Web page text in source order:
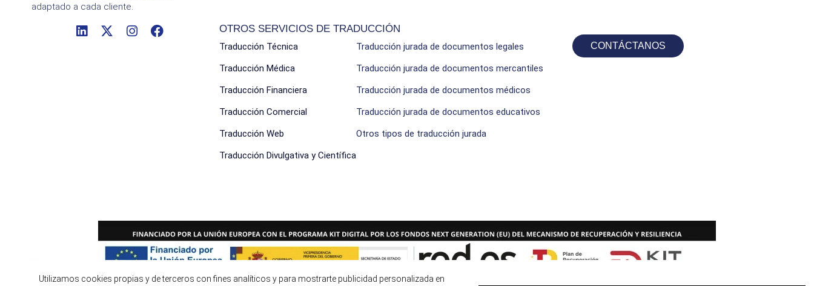
adaptado a cada cliente.
OTROS SERVICIOS DE TRADUCCIÓN
Traducción Técnica
Traducción Médica
Traducción Financiera
Traducción Comercial
Traducción Web
Traducción Divulgativa y Científica
Traducción jurada de documentos legales
Traducción jurada de documentos mercantiles
Traducción jurada de documentos médicos
Traducción jurada de documentos educativos
Otros tipos de traducción jurada
CONTÁCTANOS
Utilizamos cookies propias y de terceros con fines analíticos y para mostrarte publicidad personalizada en